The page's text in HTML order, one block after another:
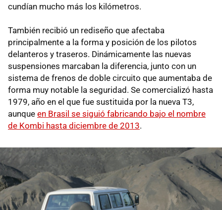
cundían mucho más los kilómetros.
También recibió un rediseño que afectaba
principalmente a la forma y posición de los pilotos
delanteros y traseros. Dinámicamente las nuevas
suspensiones marcaban la diferencia, junto con un
sistema de frenos de doble circuito que aumentaba de
forma muy notable la seguridad. Se comercializó hasta
1979, año en el que fue sustituida por la nueva T3,
aunque en Brasil se siguió fabricando bajo el nombre
de Kombi hasta diciembre de 2013.